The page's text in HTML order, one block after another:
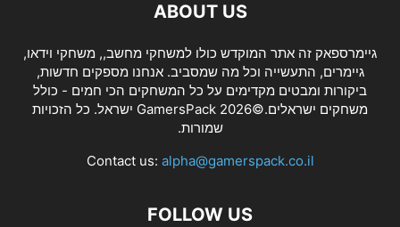
ABOUT US
גיימרספאק זה אתר המוקדש כולו למשחקי מחשב,, משחקי וידאו,
גיימרים, התעשייה וכל מה שמסביב. אנחנו מספקים חדשות,
ביקורות ומבטים מקדימים על כל המשחקים הכי חמים - כולל
משחקים ישראלים.©2026 GamersPack ישראל. כל הזכויות
שמורות.
Contact us: alpha@gamerspack.co.il
FOLLOW US